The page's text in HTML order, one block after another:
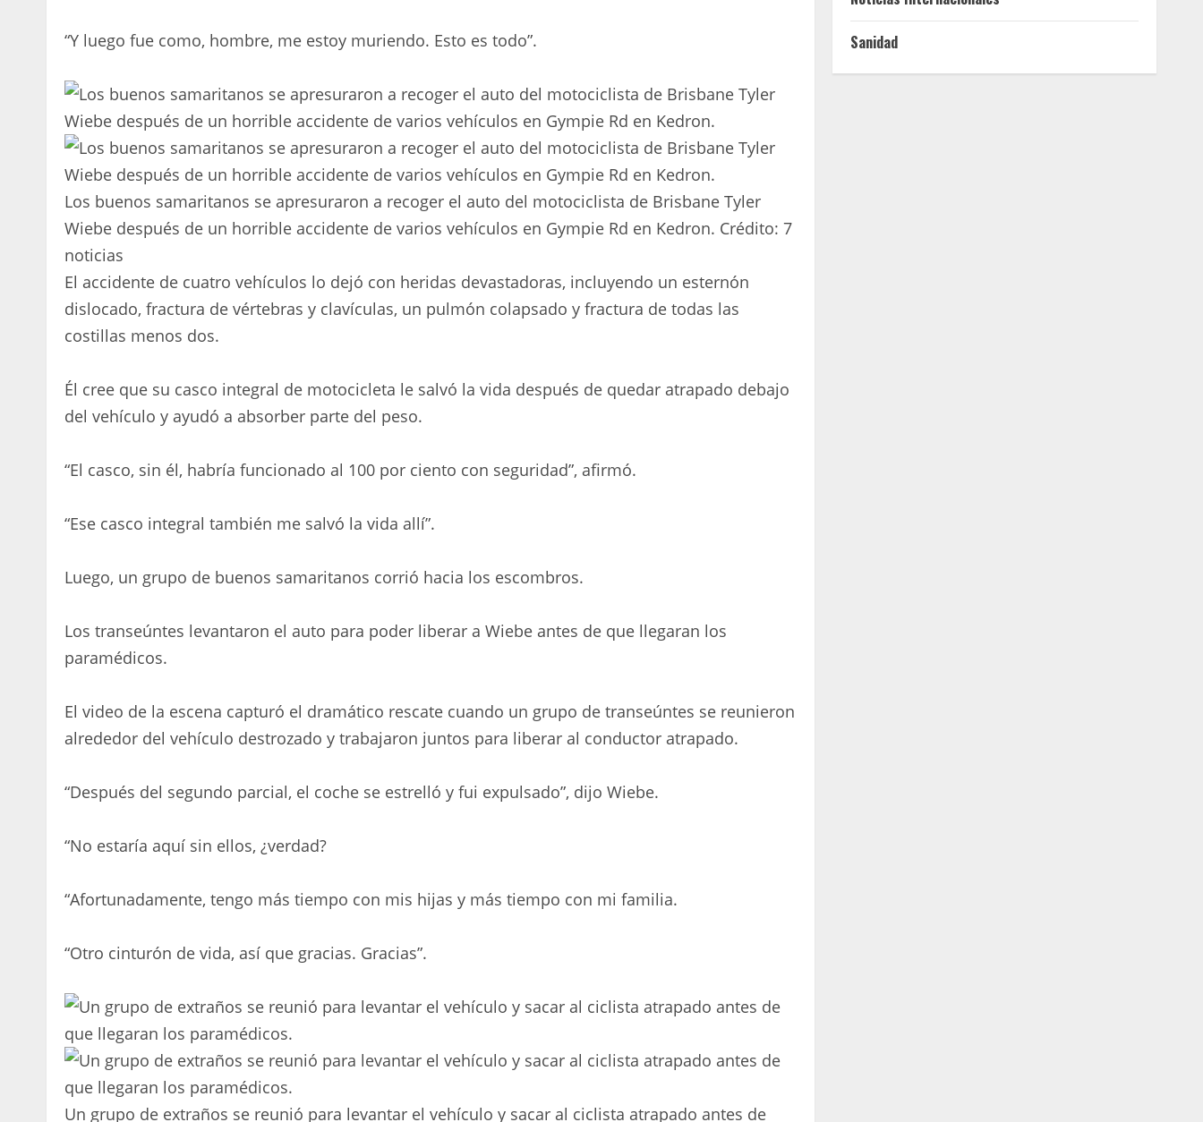
“Y luego fue como, hombre, me estoy muriendo. Esto es todo”.
Los buenos samaritanos se apresuraron a recoger el auto del motociclista de Brisbane Tyler
Wiebe después de un horrible accidente de varios vehículos en Gympie Rd en Kedron. Crédito: 7
noticias
El accidente de cuatro vehículos lo dejó con heridas devastadoras, incluyendo un esternón
dislocado, fractura de vértebras y clavículas, un pulmón colapsado y fractura de todas las
costillas menos dos.
Él cree que su casco integral de motocicleta le salvó la vida después de quedar atrapado debajo
del vehículo y ayudó a absorber parte del peso.
“El casco, sin él, habría funcionado al 100 por ciento con seguridad”, afirmó.
“Ese casco integral también me salvó la vida allí”.
Luego, un grupo de buenos samaritanos corrió hacia los escombros.
Los transeúntes levantaron el auto para poder liberar a Wiebe antes de que llegaran los
paramédicos.
El video de la escena capturó el dramático rescate cuando un grupo de transeúntes se reunieron
alrededor del vehículo destrozado y trabajaron juntos para liberar al conductor atrapado.
“Después del segundo parcial, el coche se estrelló y fui expulsado”, dijo Wiebe.
“No estaría aquí sin ellos, ¿verdad?
“Afortunadamente, tengo más tiempo con mis hijas y más tiempo con mi familia.
“Otro cinturón de vida, así que gracias. Gracias”.
Un grupo de extraños se reunió para levantar el vehículo y sacar al ciclista atrapado antes de
Sanidad